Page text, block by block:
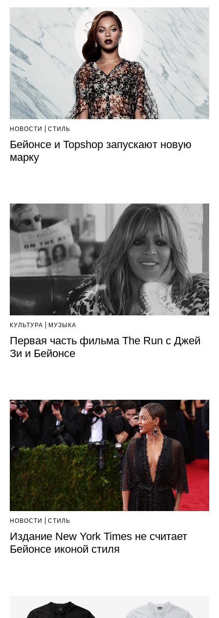
НОВОСТИ СТИЛЬ
Бейонсе и Topshop запускают новую
марку
КУЛЬТУРА МУЗЫКА
Первая часть фильма The Run с Джей
Зи и Бейонсе
НОВОСТИ СТИЛЬ
Издание New York Times не считает
Бейонсе иконой стиля